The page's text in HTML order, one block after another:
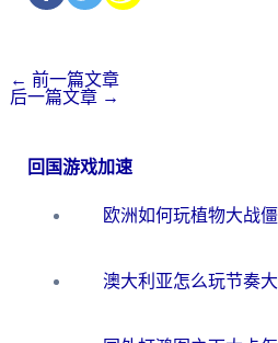
← 前一篇文章
后一篇文章 →
回国游戏加速